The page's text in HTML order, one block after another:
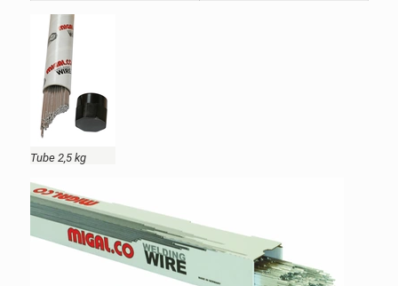
Tube 2,5 kg